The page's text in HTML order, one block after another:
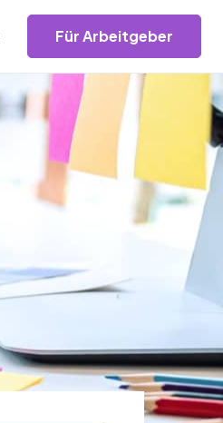
Für Arbeitgeber